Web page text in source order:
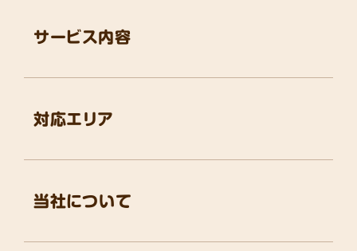
サービス内容
対応エリア
当社について